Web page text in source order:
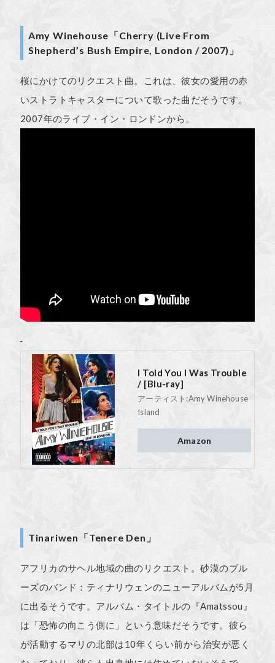
Amy Winehouse 「Cherry (Live From
Shepherd’s Bush Empire, London / 2007)」
桜にかけてのリクエス ト曲。これは、彼女の愛用の赤
いストラトキャスターについて歌った曲だそうです。
2007年のライブ・イン・ロンドンから。
I Told You I Was Trouble
/ [Blu-ray]
アーティスト:Amy Winehouse
Island
Amazon
Tinariwen「Tenere Den」
アフリカのサヘル地域の曲のリク エス ト。砂漠のブル
ーズのバンド：ティナリウェンのニューアルバムが5月
に出るそうです。アルバム・タイトルの『Amatssou』
は「恐怖の向こう側に」という意味だそうです。彼ら
が活動するマリの北部は10年くらい前から治安が悪く